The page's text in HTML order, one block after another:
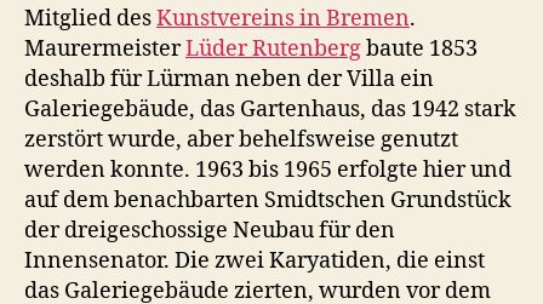
Mitglied desKunstvereins in Bremen.
MaurermeisterLüder Rutenbergbaute 1853
deshalb für Lürman neben der Villa ein
Galeriegebäude, das Gartenhaus, das 1942 stark
zerstört wurde, aber behelfsweise genutzt
werden konnte. 1963 bis 1965 erfolgte hier und
auf dem benachbarten Smidtschen Grundstück
der dreigeschossige Neubau für den
Innensenator. Die zwei Karyatiden, die einst
das Galeriegebäude zierten, wurden vor dem